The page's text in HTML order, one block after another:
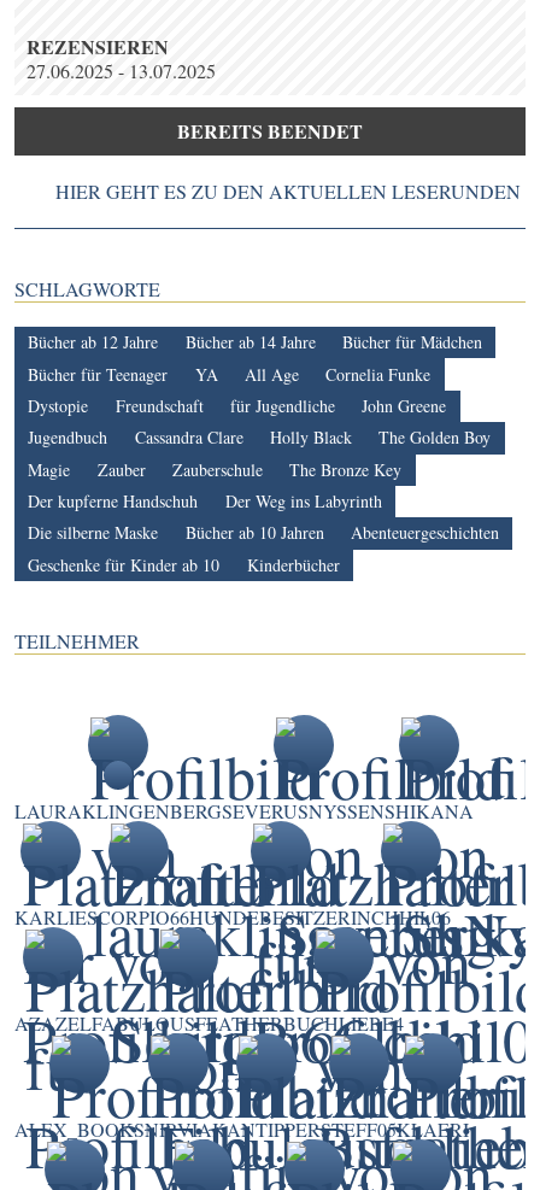
REZENSIEREN
27.06.2025 - 13.07.2025
BEREITS BEENDET
HIER GEHT ES ZU DEN AKTUELLEN LESERUNDEN
SCHLAGWORTE
Bücher ab 12 Jahre Bücher ab 14 Jahre
Bücher für Mädchen
Bücher für Teenager
YA All Age
Cornelia Funke
Dystopie
Freundschaft für Jugendliche
John Greene
Jugendbuch
Cassandra Clare Holly Black
The Golden Boy
Magie
Zauber Zauberschule
The Bronze Key
Der kupferne Handschuh
Der Weg ins Labyrinth
Die silberne Maske
Bücher ab 10 Jahren
Abenteuergeschichten
Geschenke für Kinder ab 10
Kinderbücher
TEILNEHMER
LAURAKLINGENBERGSEVERUSNYSSENSHIKANA
KARLIESCORPIO66HUNDEBESITZERINCHHIL06
AZAZELFABULOUSFEATHERBUCHLIEBE4
ALEX_BOOKSNIRVIAKANTIPPERSTEFF05KLAERI